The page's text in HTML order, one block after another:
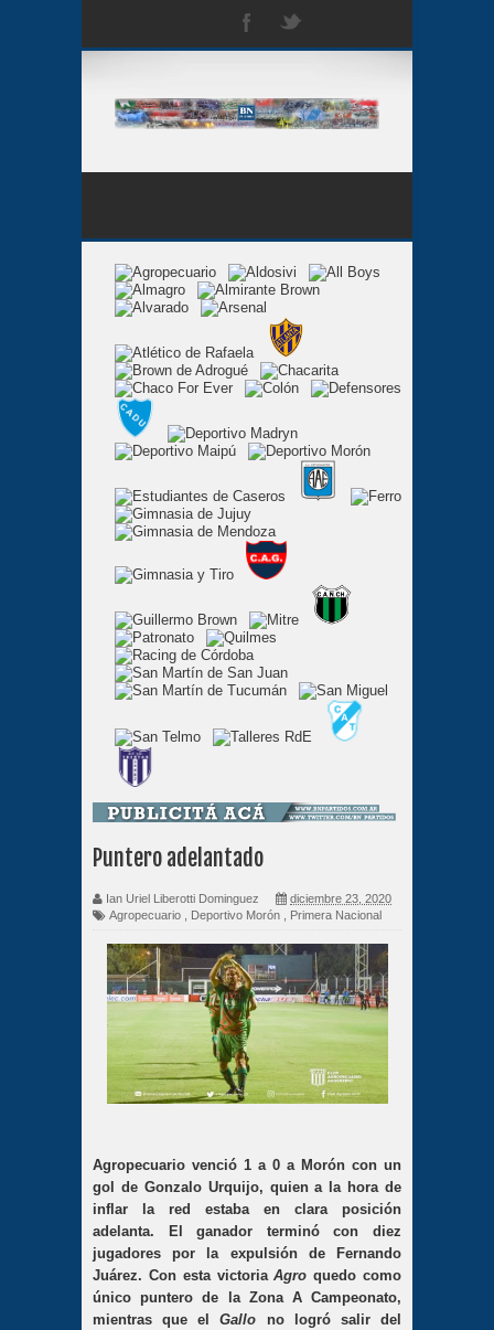
Puntero adelantado
Ian Uriel Liberotti Dominguez
diciembre 23, 2020
Agropecuario
Deportivo Morón Primera Nacional
Agropecuario venció 1 a 0 a Morón con un
gol de Gonzalo Urquijo, quien a la hora de
inflar la red estaba en clara posición
adelanta. El ganador terminó con diez
jugadores por la expulsión de Fernando
Juárez. Con esta victoriaAgroquedo como
único puntero de la Zona A Campeonato,
mientras que elGallo no logró salir del